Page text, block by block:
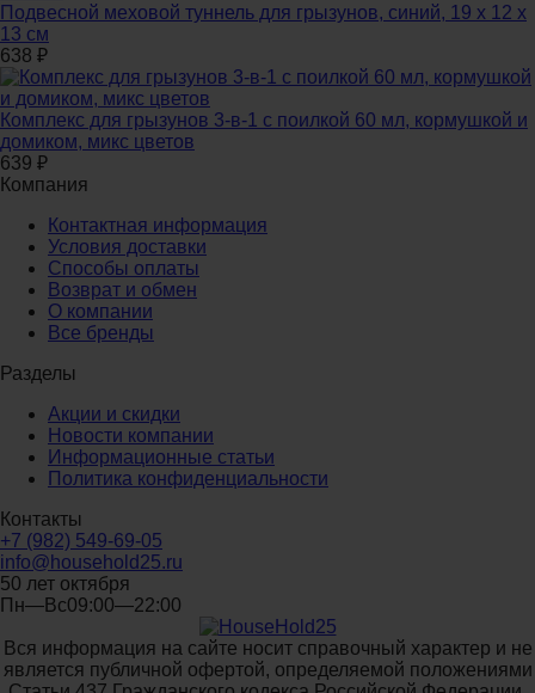
Подвесной меховой туннель для грызунов, синий, 19 х 12 х
13 см
638 ₽
Комплекс для грызунов 3-в-1 с поилкой 60 мл, кормушкой и
домиком, микс цветов
639 ₽
Компания
Контактная информация
Условия доставки
Способы оплаты
Возврат и обмен
О компании
Все бренды
Разделы
Акции и скидки
Новости компании
Информационные статьи
Политика конфиденциальности
Контакты
+7 (982) 549-69-05
info@household25.ru
50 лет октября
Пн—Вс09:00—22:00
Вся информация на сайте носит справочный характер и не
является публичной офертой, определяемой положениями